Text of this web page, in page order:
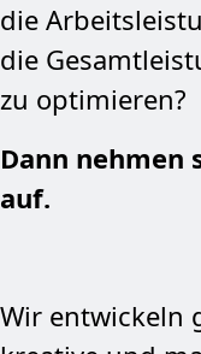
die
die
zu optimieren?
Dann nehmen
auf.
Wir entwickeln